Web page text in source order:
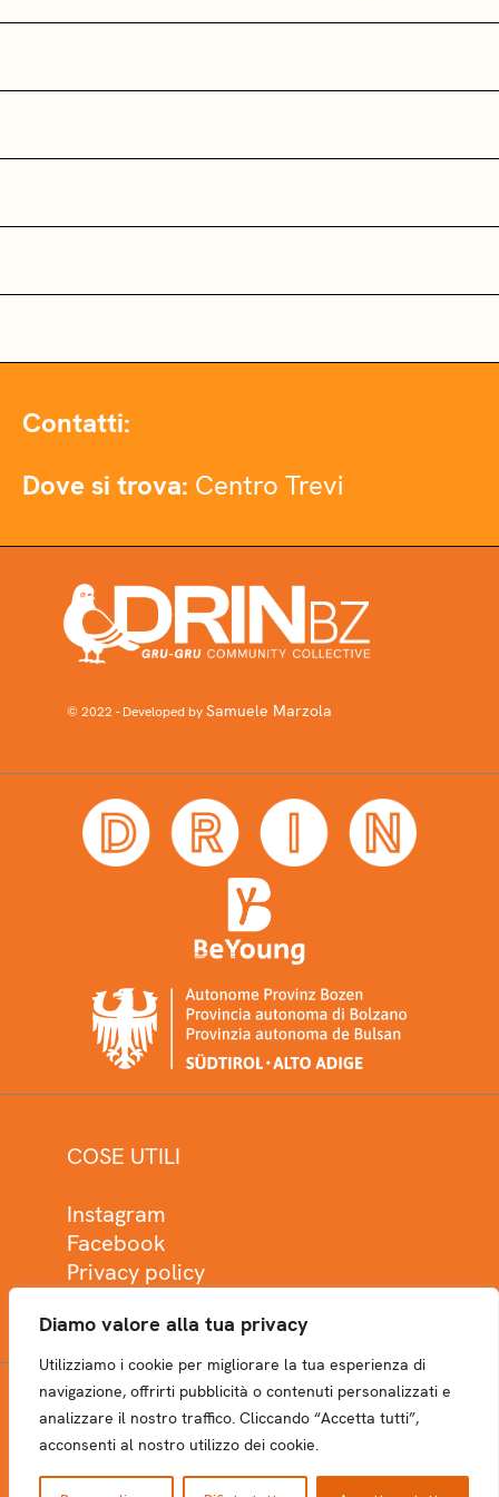
Diamo valore alla tua privacy
Utilizziamo i cookie per migliorare la tua esperienza di
navigazione, offrirti pubblicità o contenuti personalizzati e
analizzare il nostro traffico. Cliccando “Accetta tutti”,
acconsenti al nostro utilizzo dei cookie.
Contatti:
Dove si trova: Centro Trevi
© 2022 - Developed bySamuele Marzola
COSE UTILI
Instagram
Facebook
Privacy policy
NEWSLETTER